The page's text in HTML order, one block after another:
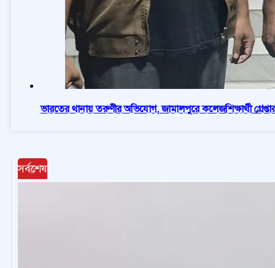
ভারতের থানায় তরুণীর অভিযোগ, জামালপুরে কলেজশিক্ষার্থী
সর্বশেষ